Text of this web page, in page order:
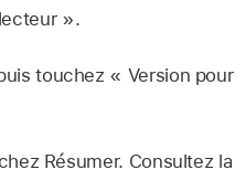
».
touchez « Version pour
Résumer. Consultez la